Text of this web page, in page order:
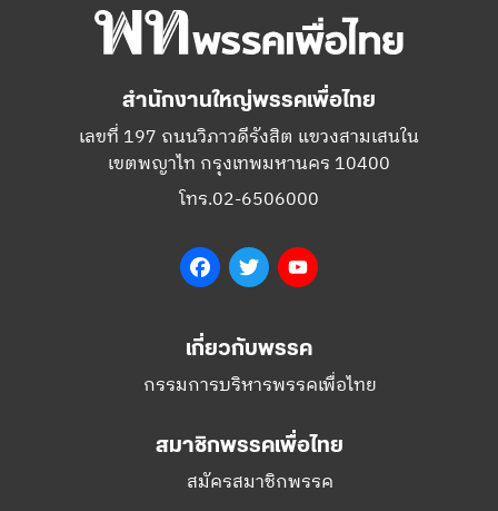
สำนักงานใหญ่พรรคเพื่อไทย
เลขที่ 197 ถนนวิภาวดีรังสิต แขวงสามเสนใน
เขตพญาไท กรุงเทพมหานคร 10400
โทร.02-6506000
FacebookTwitter
เกี่ยวกับพรรค
กรรมการบริหารพรรคเพื่อไทย
สมาชิกพรรคเพื่อไทย
สมัครสมาชิกพรรค